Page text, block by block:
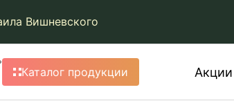
Вишневского
Каталог продукции Акции